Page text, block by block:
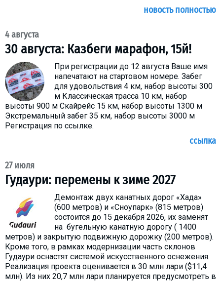
новость полностью
4 августа
30 августа: Казбеги марафон, 15й!
При регистрации до 12 августа Ваше имя
напечатают на стартовом номере. Забег
для удовольствия 4 км, набор высоты 300
м Классическая трасса 10 км, набор
высоты 900 м Скайрейс 15 км, набор высоты 1300 м
Экстремальный забег 35 км, набор высоты 3000 м
Регистрация по ссылке.
ссылка
27 июля
Гудаури: перемены к зиме 2027
Демонтаж двух канатных дорог «Хада»
(600 метров) и «Сноупарк» (815 метров)
состоится до 15 декабря 2026, их заменят
на бугельную канатную дорогу ( 1400
метров) и закрытую подвижную дорожку (200 метров).
Кроме того, в рамках модернизации часть склонов
Гудаури оснастят системой искусственного оснежения.
Реализация проекта оценивается в 30 млн лари ($11,4
млн). Из них 20,7 млн лари планируется предусмотреть в
ПРОЖИВАНИЕ
Квартиры
Коттеджи
Отели
Казбеги
Другое
ГРУЗИЯ
О Грузии
Визы и Документы
Что пить?
Деньги